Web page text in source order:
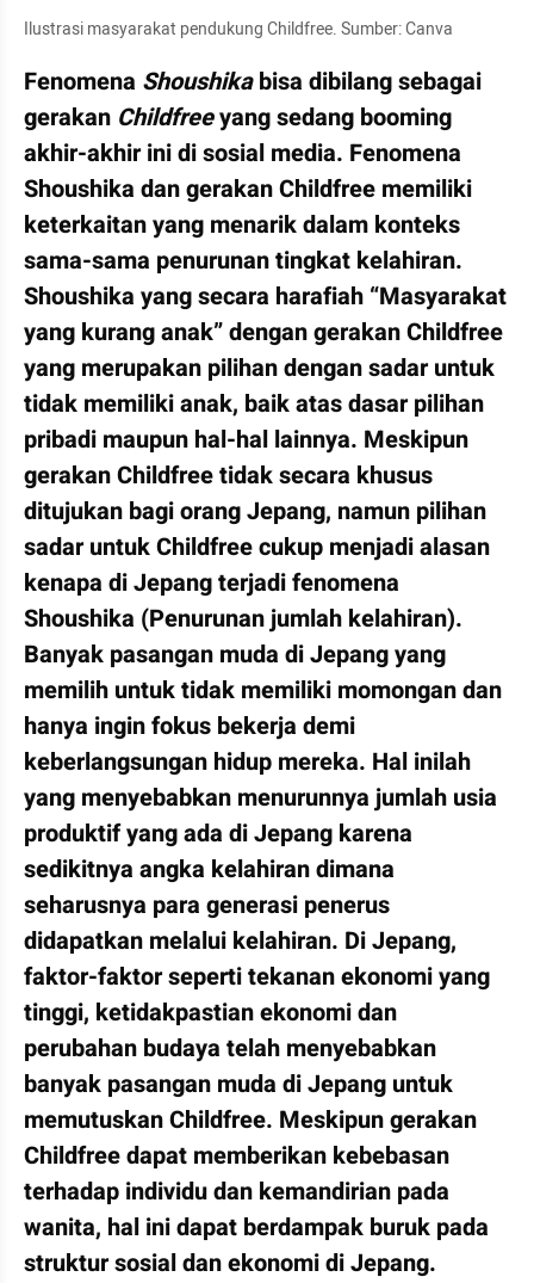
Ilustrasi masyarakat pendukung Childfree. Sumber: Canva
Fenomena Shoushika bisa dibilang sebagai
gerakan Childfree yang sedang booming
akhir-akhir ini di sosial media. Fenomena
Shoushika dan gerakan Childfree memiliki
keterkaitan yang menarik dalam konteks
sama-sama penurunan tingkat kelahiran.
Shoushika yang secara harafiah “Masyarakat
yang kurang anak” dengan gerakan Childfree
yang merupakan pilihan dengan sadar untuk
tidak memiliki anak, baik atas dasar pilihan
pribadi maupun hal-hal lainnya. Meskipun
gerakan Childfree tidak secara khusus
ditujukan bagi orang Jepang, namun pilihan
sadar untuk Childfree cukup menjadi alasan
kenapa di Jepang terjadi fenomena
Shoushika (Penurunan jumlah kelahiran).
Banyak pasangan muda di Jepang yang
memilih untuk tidak memiliki momongan dan
hanya ingin fokus bekerja demi
keberlangsungan hidup mereka. Hal inilah
yang menyebabkan menurunnya jumlah usia
produktif yang ada di Jepang karena
sedikitnya angka kelahiran dimana
seharusnya para generasi penerus
didapatkan melalui kelahiran. Di Jepang,
faktor-faktor seperti tekanan ekonomi yang
tinggi, ketidakpastian ekonomi dan
perubahan budaya telah menyebabkan
banyak pasangan muda di Jepang untuk
memutuskan Childfree. Meskipun gerakan
Childfree dapat memberikan kebebasan
terhadap individu dan kemandirian pada
wanita, hal ini dapat berdampak buruk pada
struktur sosial dan ekonomi di Jepang.